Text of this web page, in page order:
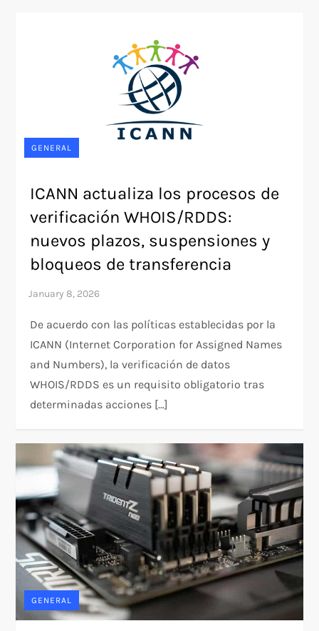
GENERAL
ICANN actualiza los procesos de
verificación WHOIS/RDDS:
nuevos plazos, suspensiones y
bloqueos de transferencia
De acuerdo con las políticas establecidas por la
ICANN (Internet Corporation for Assigned Names
and Numbers), la verificación de datos
WHOIS/RDDS es un requisito obligatorio tras
determinadas acciones […]
GENERAL